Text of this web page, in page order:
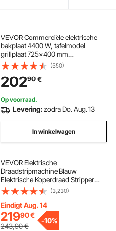
VEVOR Commerciële elektrische
bakplaat 4400 W, tafelmodel
grillplaat 725x400 mm
grilloppervlak, 50–300 °C
elektrische grill met 2 spatels, 2
borstels en 4 voetjes, voor steaks,
pannenkoeken, pizza, zonder
stekker
(550)
20290€
Op voorraad.
Levering:zodra Do. Aug. 13
In winkelwagen
VEVOR Elektrische
Draadstripmachine Blauw
Elektrische Koperdraad Stripper
1,5-38 mm Automatische
Elektrische Draadstripmachine
Gemaakt van Aluminium, Acryl en
Koperdraad met 370 W
Hogesnelheidsmotor
(3,230)
Eindigt Aug. 14
21990€
243,90€
-10%